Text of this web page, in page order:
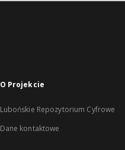
O Projekcie
Lubońskie Repozytorium Cyfrowe
Dane kontaktowe